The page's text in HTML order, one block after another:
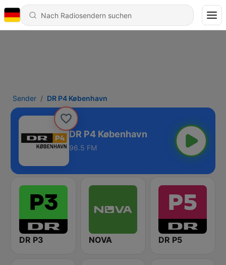
Sender DR P4 København
DR P4 København
96.5 FM
DR P3 NOVA DR P5